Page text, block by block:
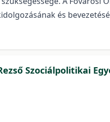
és
Szociálpolitikai